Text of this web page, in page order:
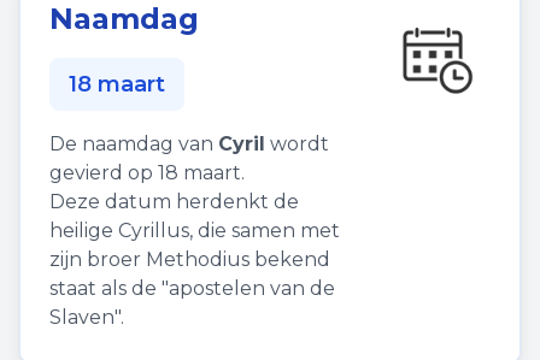
Naamdag
18 maart
De naamdag van Cyril wordt
gevierd op 18 maart.
Deze datum herdenkt de
heilige Cyrillus, die samen met
zijn broer Methodius bekend
staat als de "apostelen van de
Slaven".